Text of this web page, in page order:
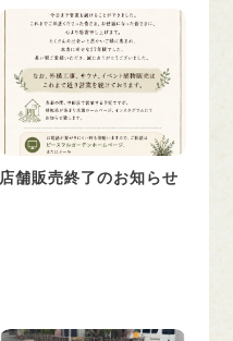
店舗販売終了のお知らせ